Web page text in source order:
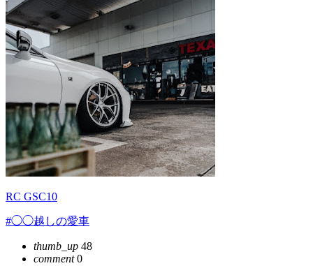
RC GSC10
#◯◯越しの愛車
thumb_up 48
comment0